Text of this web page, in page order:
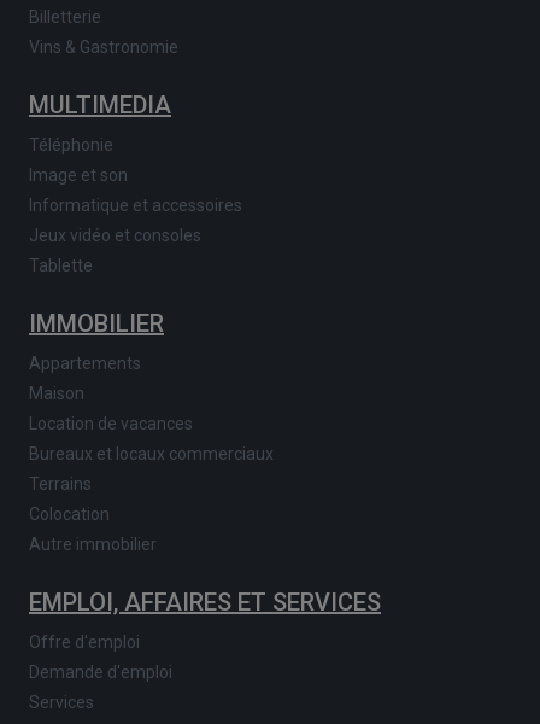
Billetterie
Vins & Gastronomie
MULTIMEDIA
Téléphonie
Image et son
Informatique et accessoires
Jeux vidéo et consoles
Tablette
IMMOBILIER
Appartements
Maison
Location de vacances
Bureaux et locaux commerciaux
Terrains
Colocation
Autre immobilier
EMPLOI, AFFAIRES ET SERVICES
Offre d'emploi
Demande d'emploi
Services